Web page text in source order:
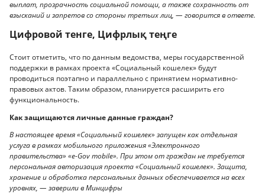
выплат, прозрачность социальной помощи, а также сохранность от
взысканий и запретов со стороны третьих лиц, — говорится в ответе.
Цифровой тенге, Цифрлық теңге
Стоит отметить, что по данным ведомства, меры государственной
поддержки в рамках проекта «Социальный кошелек» будут
проводиться поэтапно и параллельно с принятием нормативно-
правовых актов. Таким образом, планируется расширить его
функциональность.
Как защищаются личные данные граждан?
В настоящее время «Социальный кошелек» запущен как отдельная
услуга в рамках мобильного приложения «Электронного
правительства» «e-Gov mobile». При этом от граждан не требуется
персональная авторизация проекта «Социальный кошелек». Защита,
хранение и обработка персональных данных обеспечивается на всех
уровнях, — заверили в Минцифры